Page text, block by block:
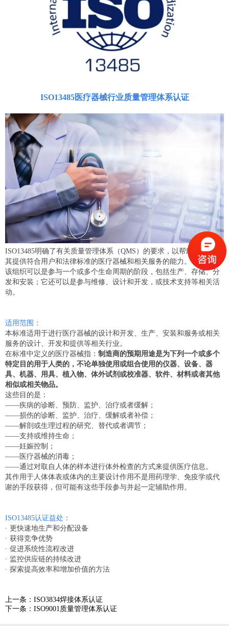
ISO13485医疗器械行业质量管理体系认证
ISO13485明确了有关质量管理体系（QMS）的要求，以帮助组织展示
其提供符合用户和法律标准的医疗器械和相关服务的能力。
该组织可以是参与一个或多个生命周期的阶段，包括生产、存储、分
发和安装；它还可以是参与维修、设计和开发，或技术支持等相关活
动。
适用范围：
本标准适用于进行医疗器械的设计和开发、生产、安装和服务或相关
服务的设计、开发和提供等相关行业。
在标准中定义的医疗器械指： 制造商的预期用途是为下列一个或多个
特定目的用于人类的，不论单独使用或组合使用的仪器、设备、器
具、机器、用具、植入物、体外试剂或校准器、软件、材料或者其他
相似或相关物品。
这些目的是：
――疾病的诊断、预防、监护、治疗或者缓解；
――损伤的诊断、监护、治疗、缓解或者补偿；
――解剖或生理过程的研究、替代或者调节；
――支持或维持生命；
――妊娠控制；
—―医疗器械的消毒；
—―通过对取自人体的样本进行体外检查的方式来提供医疗信息。
其作用于人体体表或体内的主要设计作用不是用药理学、免疫学或代
谢的手段获得，但可能有这些手段参与并起一定辅助作用。
ISO13485认证益处：
· 更快速地生产和分配设备
· 获得竞争优势
· 促进系统性流程改进
· 监控供应链的持续改进
· 探索提高效率和增加价值的方法
上一条：ISO3834焊接体系认证
下一条：ISO9001质量管理体系认证